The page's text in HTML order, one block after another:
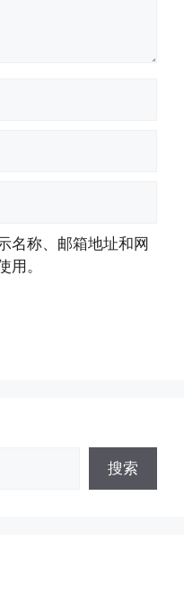
名称、邮箱地址和网
用。
搜索